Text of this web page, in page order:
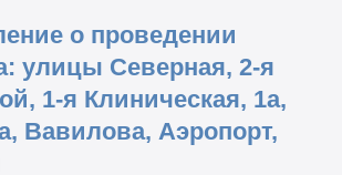
о проведении
улицы Северная, 2-я
1-я Клиническая, 1а,
Вавилова, Аэропорт,